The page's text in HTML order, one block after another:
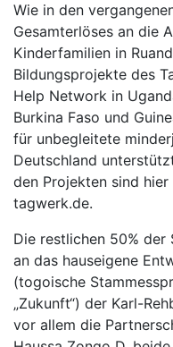
Wie in den
Gesamterlöses an die
Kinderfamilien in
Bildungsprojekte des
Help Network in
Burkina Faso und
für unbegleitete
Deutschland
den Projekten sind
tagwerk.de.
Die restlichen 50% der
an das hauseigene
(togoische
„Zukunft“) der Karl-
vor allem die